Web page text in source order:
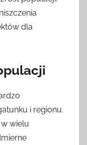
dla
i regionu.
wielu